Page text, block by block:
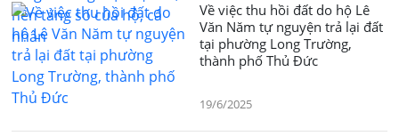
Về việc thu hồi đất do hộ Lê
Văn Năm tự nguyện trả lại đất
tại phường Long Trường,
thành phố Thủ Đức
19/6/2025